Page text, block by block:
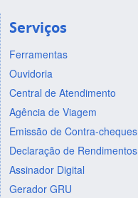
Serviços
Ferramentas
Ouvidoria
Central de Atendimento
Agência de Viagem
Emissão de Contra-cheques
Declaração de Rendimentos
Assinador Digital
Gerador GRU